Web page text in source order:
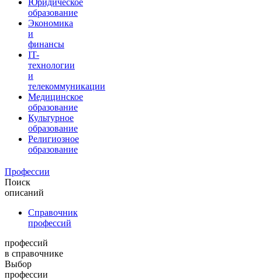
образование
Экономика
и
финансы
IT-
технологии
и
телекоммуникации
Медицинское
образование
Культурное
образование
Религиозное
образование
Профессии
Поиск
описаний
Справочник
профессий
профессий
в справочнике
Выбор
профессии